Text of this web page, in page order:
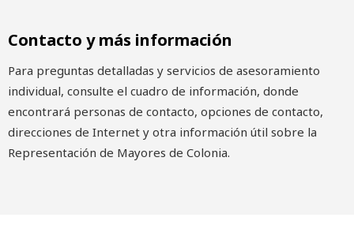
Contacto y más información
Para preguntas detalladas y servicios de asesoramiento
individual, consulte el cuadro de información, donde
encontrará personas de contacto, opciones de contacto,
direcciones de Internet y otra información útil sobre la
Representación de Mayores de Colonia.